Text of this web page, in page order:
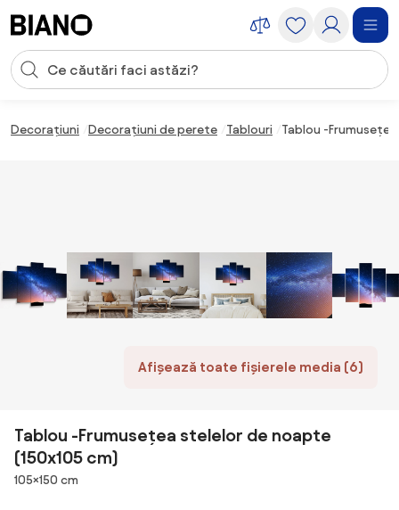
Introducerea căutării
Decorațiuni Decorațiuni de perete Tablouri Tablou -
Afișează toate fișierele media (6)
Tablou -Frumusețea stelelor de noapte
(150x105 cm)
Dimensiuni
105×150 cm